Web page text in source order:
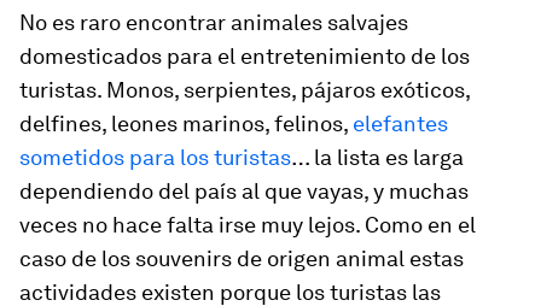
No es raro encontrar animales salvajes
domesticados para el entretenimiento de los
turistas. Monos, serpientes, pájaros exóticos,
delfines, leones marinos, felinos, elefantes
sometidos para los turistas… la lista es larga
dependiendo del país al que vayas, y muchas
veces no hace falta irse muy lejos. Como en el
caso de los souvenirs de origen animal estas
actividades existen porque los turistas las